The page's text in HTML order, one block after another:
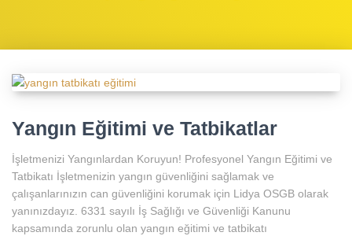
Yangın Eğitimi ve Tatbikatlar
İşletmenizi Yangınlardan Koruyun! Profesyonel Yangın Eğitimi ve
Tatbikatı İşletmenizin yangın güvenliğini sağlamak ve
çalışanlarınızın can güvenliğini korumak için Lidya OSGB olarak
yanınızdayız. 6331 sayılı İş Sağlığı ve Güvenliği Kanunu
kapsamında zorunlu olan yangın eğitimi ve tatbikatı